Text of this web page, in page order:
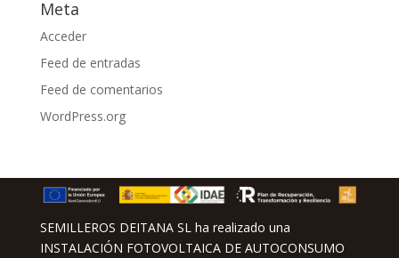
Meta
Acceder
Feed de entradas
Feed de comentarios
WordPress.org
SEMILLEROS DEITANA SL ha realizado una
INSTALACIÓN FOTOVOLTAICA DE AUTOCONSUMO